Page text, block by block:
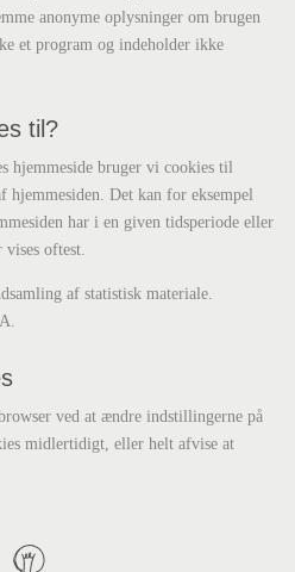
anonyme oplysninger om brugen
et program og indeholder ikke
til?
hjemmeside bruger vi cookies til
Det kan for eksempel
har i en given tidsperiode eller
oftest.
af statistisk materiale.
ved at ændre indstillingerne på
midlertidigt, eller helt afvise at